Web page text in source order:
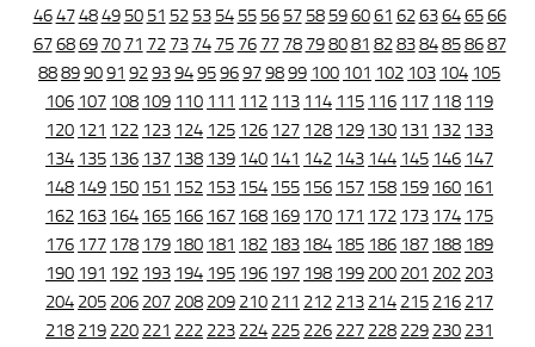
46474849 50 51 52 53 54 55 56 57 58 596061 6263646566
676869 70 71 72 73 74 75 76 77 78 798081 828384858687
88899091 9293949596979899 100 101 102 103 104 105
106 107 108 109 110 111 112 113 114 115 116 117 118 119
120 121 122 123 124 125 126 127 128 129 130 131 132 133
134 135 136 137 138 139 140 141 142 143 144 145 146 147
148 149 150 151 152 153 154 155 156 157 158 159 160 161
162 163 164 165 166 167 168 169 170 171 172 173 174 175
176 177 178 179 180 181 182 183 184 185 186 187 188 189
190 191 192 193 194 195 196 197 198 199 200 201 202 203
204 205 206 207 208 209 210 211 212 213 214 215 216 217
218 219 220 221 222 223 224 225 226 227 228 229 230 231